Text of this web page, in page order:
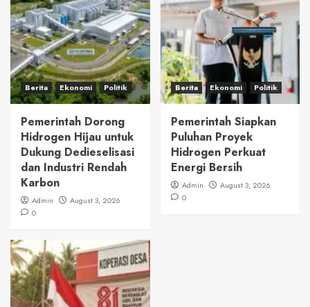
Berita Ekonomi Politik
Pemerintah Dorong
Hidrogen Hijau untuk
Dukung Dedieselisasi
dan Industri Rendah
Karbon
Admin
August 3, 2026
0
Berita Ekonomi Politik
Pemerintah Siapkan
Puluhan Proyek
Hidrogen Perkuat
Energi Bersih
Admin
August 3, 2026
0